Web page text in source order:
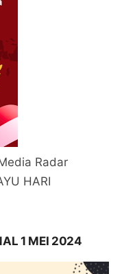
Radar
HARI
1 MEI 2024